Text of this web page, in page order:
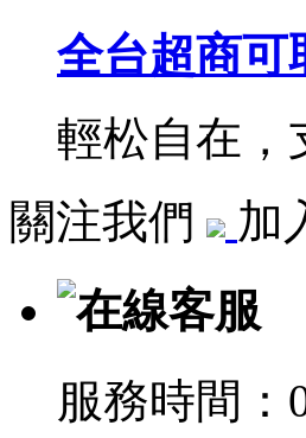
全台超商可
輕松自在，
關注我們
加
在線客服
服務時間：